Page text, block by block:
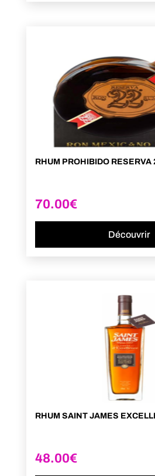
RHUM PROHIBIDO RESERVA
70.00€
Découvrir
RHUM SAINT JAMES
48.00€